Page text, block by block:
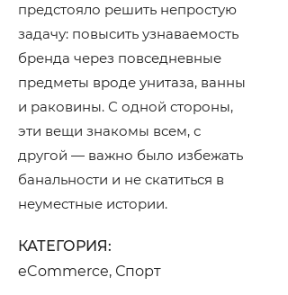
предстояло решить непростую
задачу: повысить узнаваемость
бренда через повседневные
предметы вроде унитаза, ванны
и раковины. С одной стороны,
эти вещи знакомы всем, с
другой — важно было избежать
банальности и не скатиться в
неуместные истории.
КАТЕГОРИЯ:
eCommerce, Спорт